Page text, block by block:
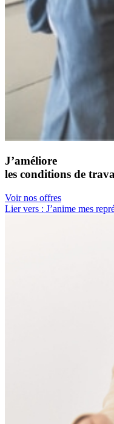
J’améliore
les conditions de
Voir nos offres
Lier vers : J’anime mes